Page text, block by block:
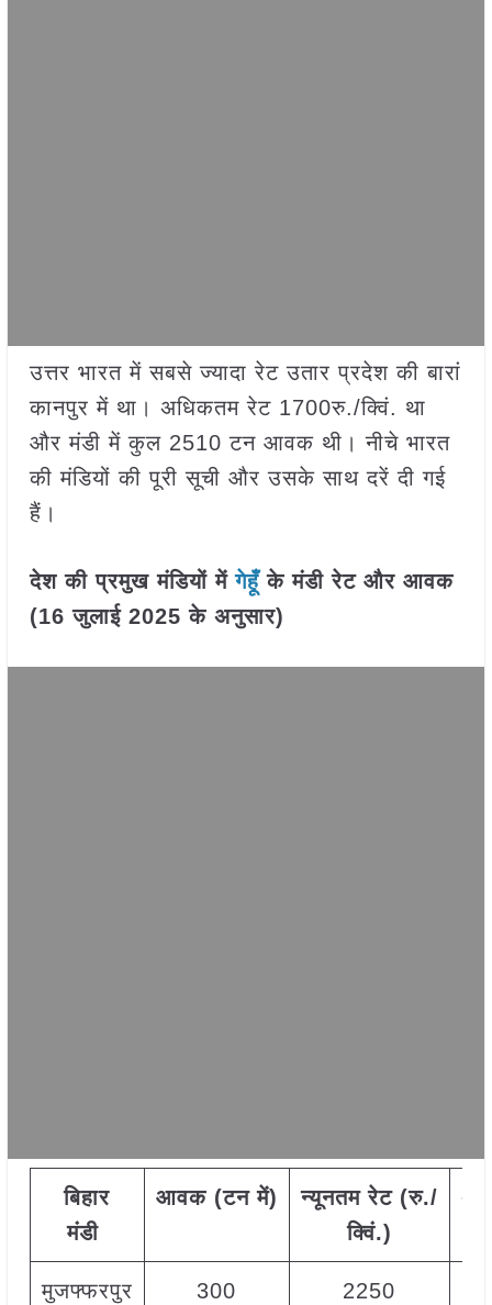
उत्तर भारत में सबसे ज्यादा रेट उतार प्रदेश की बारां
कानपुर में था। अधिकतम रेट 1700रु./क्विं. था
और मंडी में कुल 2510 टन आवक थी। नीचे भारत
की मंडियों की पूरी सूची और उसके साथ दरें दी गई
हैं।
देश की प्रमुख मंडियों मेंगेहूँके मंडी रेट और आवक
(16 जुलाई 2025 के अनुसार)
बिहार
मंडी
आवक(टन में) न्यूनतम रेट(रु./
क्विं.)
मुजफ्फरपुर 300 2250